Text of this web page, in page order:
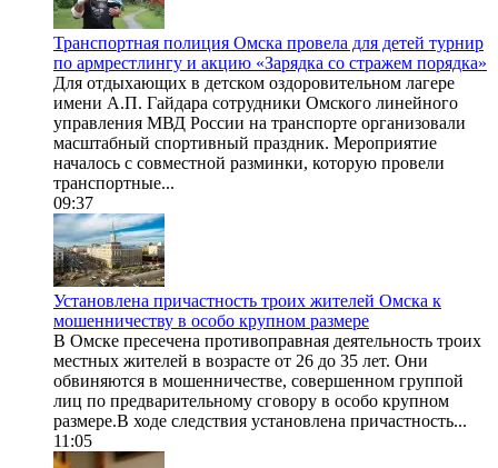
Транспортная полиция Омска провела для детей турнир
по армрестлингу и акцию «Зарядка со стражем порядка»
Для отдыхающих в детском оздоровительном лагере
имени А.П. Гайдара сотрудники Омского линейного
управления МВД России на транспорте организовали
масштабный спортивный праздник. Мероприятие
началось с совместной разминки, которую провели
транспортные...
09:37
Установлена причастность троих жителей Омска к
мошенничеству в особо крупном размере
В Омске пресечена противоправная деятельность троих
местных жителей в возрасте от 26 до 35 лет. Они
обвиняются в мошенничестве, совершенном группой
лиц по предварительному сговору в особо крупном
размере.В ходе следствия установлена причастность...
11:05